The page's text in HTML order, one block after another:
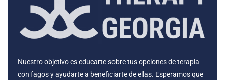
Nuestro objetivo es educarte sobre tus opciones de terapia
con fagos y ayudarte a beneficiarte de ellas. Esperamos que